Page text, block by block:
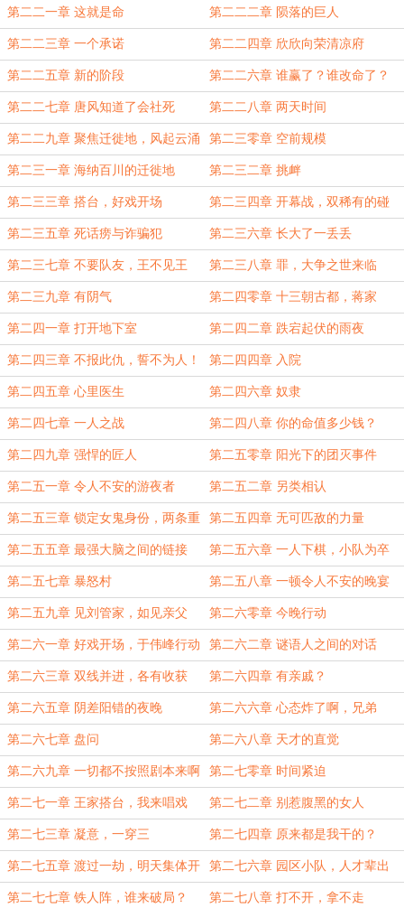
一注
第二二一章 这就是命 第二二二章 陨落的巨人
第二二三章 一个承诺 第二二四章 欣欣向荣清凉府
第二二五章 新的阶段 第二二六章 谁赢了？谁改命了？
第二二七章 唐风知道了会社死 第二二八章 两天时间
第二二九章 聚焦迁徙地，风起云涌 第二三零章 空前规模
第二三一章 海纳百川的迁徙地 第二三二章 挑衅
第二三三章 搭台，好戏开场 第二三四章 开幕战，双稀有的碰
撞！
第二三五章 死话痨与诈骗犯 第二三六章 长大了一丢丢
第二三七章 不要队友，王不见王 第二三八章 罪，大争之世来临
第二三九章 有阴气 第二四零章 十三朝古都，蒋家
第二四一章 打开地下室 第二四二章 跌宕起伏的雨夜
第二四三章 不报此仇，誓不为人！ 第二四四章 入院
第二四五章 心里医生 第二四六章 奴隶
第二四七章 一人之战 第二四八章 你的命值多少钱？
第二四九章 强悍的匠人 第二五零章 阳光下的团灭事件
第二五一章 令人不安的游夜者 第二五二章 另类相认
第二五三章 锁定女鬼身份，两条重
要线索
第二五四章 无可匹敌的力量
第二五五章 最强大脑之间的链接 第二五六章 一人下棋，小队为卒
第二五七章 暴怒村 第二五八章 一顿令人不安的晚宴
第二五九章 见刘管家，如见亲父 第二六零章 今晚行动
第二六一章 好戏开场，于伟峰行动 第二六二章 谜语人之间的对话
第二六三章 双线并进，各有收获 第二六四章 有亲戚？
第二六五章 阴差阳错的夜晚 第二六六章 心态炸了啊，兄弟
第二六七章 盘问 第二六八章 天才的直觉
第二六九章 一切都不按照剧本来啊 第二七零章 时间紧迫
第二七一章 王家搭台，我来唱戏 第二七二章 别惹腹黑的女人
第二七三章 凝意，一穿三 第二七四章 原来都是我干的？
第二七五章 渡过一劫，明天集体开
干
第二七六章 园区小队，人才辈出
第二七七章 铁人阵，谁来破局？ 第二七八章 打不开，拿不走